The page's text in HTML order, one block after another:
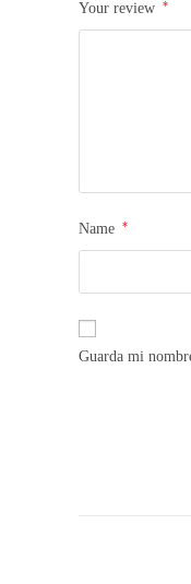
Your review *
Name *
Guarda mi